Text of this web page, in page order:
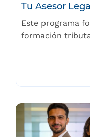
Tu Asesor Legal
Este programa
formación